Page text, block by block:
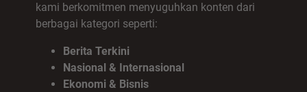
kami berkomitmen menyuguhkan konten dari
berbagai kategori seperti:
Berita Terkini
Nasional & Internasional
Ekonomi & Bisnis